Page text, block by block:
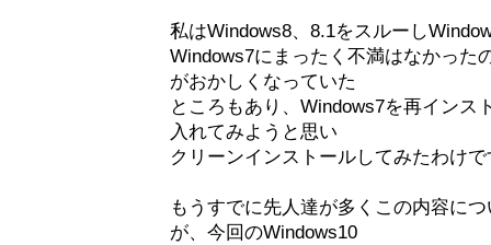
私はWindows8、8.1をスルーし
Windows7にまったく不満はなかった
がおかしくなっていた
ところもあり、Windows7を再インス
入れてみようと思い
クリーンインストールしてみたわけで
もうすでに先人達が多くこの内容に
が、今回のWindows10